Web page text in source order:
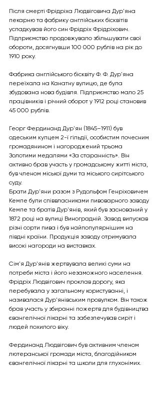
Після смерті Фрідріха Людвіговича Дур'яна
пекарню та фабрику англійських бісквітів
успадкував його син Фрідріх Фрідріхович.
Підприємство продовжувало збільшувати свої
обороти, досягнувши 100 000 рублів на рік до
1910 року.
Фабрика англійського бісквіту Ф. Ф. Дур'яна
переїхала на Канатну вулицю, де була
збудована нова будівля. Підприємство мало 25
працівників і річний оборот у 1912 році становив
45 000 рублів.
Георг Фердинанд Дур'ян (1845–1911) був
одеським купцем 2-ї гільдії, особистим почесним
громадянином і нагороджений трьома
Золотими медалями «За старанність». Він
активно брав участь у громадському житті міста,
був членом міської думи та міського сирітського
суду.
Брати Дур'яни разом з Рудольфом Генріховичем
Кемпе були співвласниками пивоварного заводу
Кемпе та братів Дур'янів, який був заснований у
1872 році на вулиці Виноградній. Завод випускав
різні сорти пива і був найпопулярнішим на
півдні країни. Продукція заводу отримувала
високі нагороди на виставках.
Сім'я Дур'янів жертвувала великі суми на
потреби міста і його незаможного населення.
Фрідріх Людвігович проклав дорогу, яка
перебувала у загальному користуванні, і
називалася Дур'янівським провулком. Він також
брав участь у збиранні пожертв для будівництва
євангелічної лікарні та забезпечував сиріт і
людей похилого віку.
Фердинанд Людвігович був активним членом
лютеранської громади міста, благодійником
євангелічної лікарні та школи для глухонімих.